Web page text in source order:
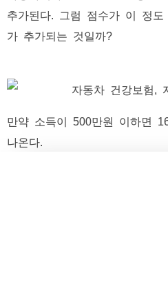
추가된다. 그럼 점수가 이 정
가 추가되는 것일까?
만약 소득이 500만원 이하면
나온다.